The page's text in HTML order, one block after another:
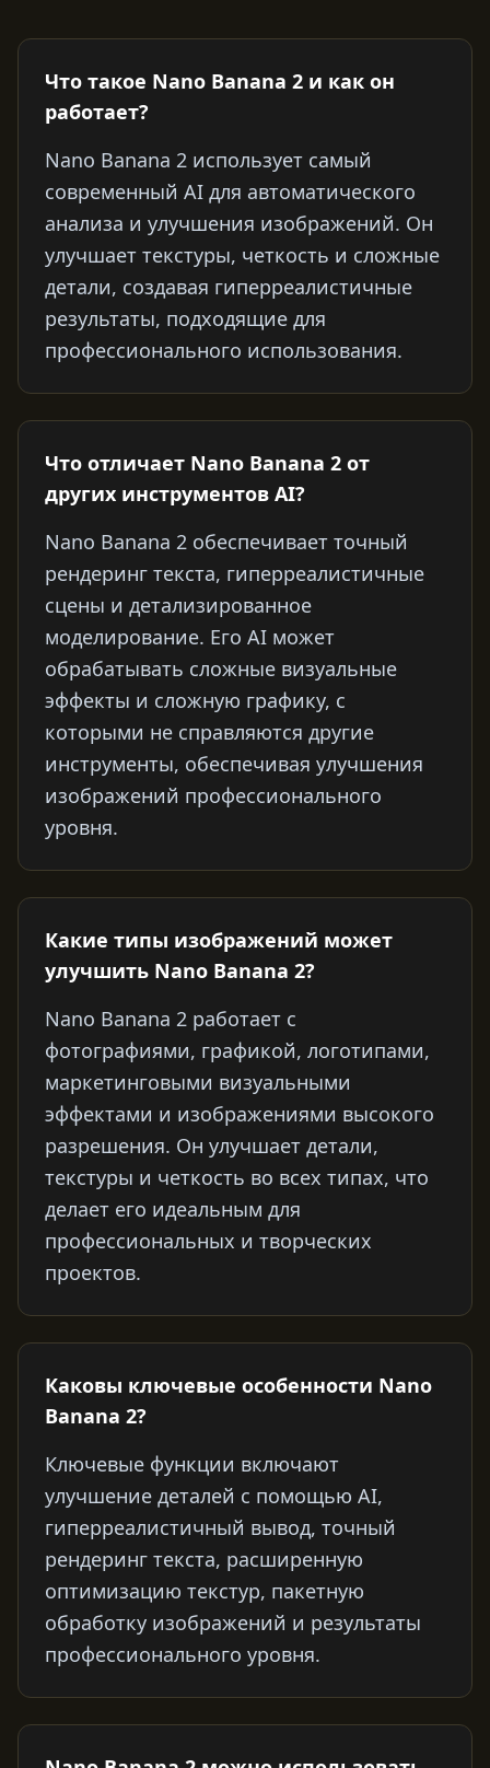
Что такое Nano Banana 2 и как он
работает?
Nano Banana 2 использует самый
современный AI для автоматического
анализа и улучшения изображений. Он
улучшает текстуры, четкость и сложные
детали, создавая гиперреалистичные
результаты, подходящие для
профессионального использования.
Что отличает Nano Banana 2 от
других инструментов AI?
Nano Banana 2 обеспечивает точный
рендеринг текста, гиперреалистичные
сцены и детализированное
моделирование. Его AI может
обрабатывать сложные визуальные
эффекты и сложную графику, с
которыми не справляются другие
инструменты, обеспечивая улучшения
изображений профессионального
уровня.
Какие типы изображений может
улучшить Nano Banana 2?
Nano Banana 2 работает с
фотографиями, графикой, логотипами,
маркетинговыми визуальными
эффектами и изображениями высокого
разрешения. Он улучшает детали,
текстуры и четкость во всех типах, что
делает его идеальным для
профессиональных и творческих
проектов.
Каковы ключевые особенности Nano
Banana 2?
Ключевые функции включают
улучшение деталей с помощью AI,
гиперреалистичный вывод, точный
рендеринг текста, расширенную
оптимизацию текстур, пакетную
обработку изображений и результаты
профессионального уровня.